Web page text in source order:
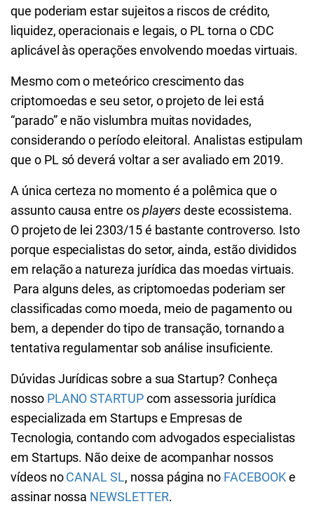
que poderiam estar sujeitos a riscos de crédito,
liquidez, operacionais e legais, o PL torna o CDC
aplicável às operações envolvendo moedas virtuais.
Mesmo com o meteórico crescimento das
criptomoedas e seu setor, o projeto de lei está
“parado” e não vislumbra muitas novidades,
considerando o período eleitoral. Analistas estipulam
que o PL só deverá voltar a ser avaliado em 2019.
A única certeza no momento é a polêmica que o
assunto causa entre osplayersdeste ecossistema.
O projeto de lei 2303/15 é bastante controverso. Isto
porque especialistas do setor, ainda, estão divididos
em relação a natureza jurídica das moedas virtuais.
Para alguns deles, as criptomoedas poderiam ser
classificadas como moeda, meio de pagamento ou
bem, a depender do tipo de transação, tornando a
tentativa regulamentar sob análise insuficiente.
Dúvidas Jurídicas sobre a sua Startup? Conheça
nosso PLANO STARTUPcom assessoria jurídica
especializada em Startups e Empresas de
Tecnologia, contando com advogados especialistas
em Startups. Não deixe de acompanhar nossos
vídeos noCANAL SL, nossa página no FACEBOOKe
assinar nossa NEWSLETTER.